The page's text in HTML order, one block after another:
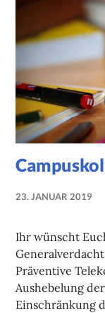
23. JANUAR 2019
Ihr wünscht
Präventive
Aushebelung
Einschränkung